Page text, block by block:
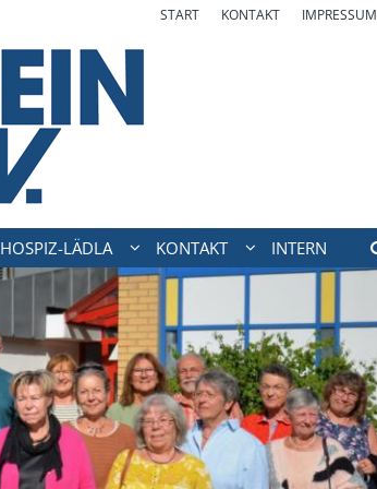
START KONTAKT IMPRESSUM
HOSPIZ-LÄDLA KONTAKT INTERN